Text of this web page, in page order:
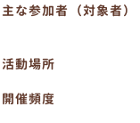
主な参加者（対象者）
活動場所
開催頻度